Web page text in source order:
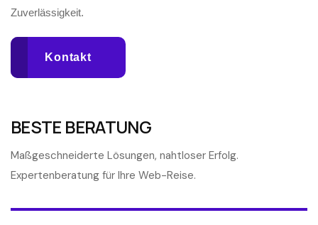
Zuverlässigkeit.
Kontakt
BESTE BERATUNG
Maßgeschneiderte Lösungen, nahtloser Erfolg.
Expertenberatung für Ihre Web-Reise.